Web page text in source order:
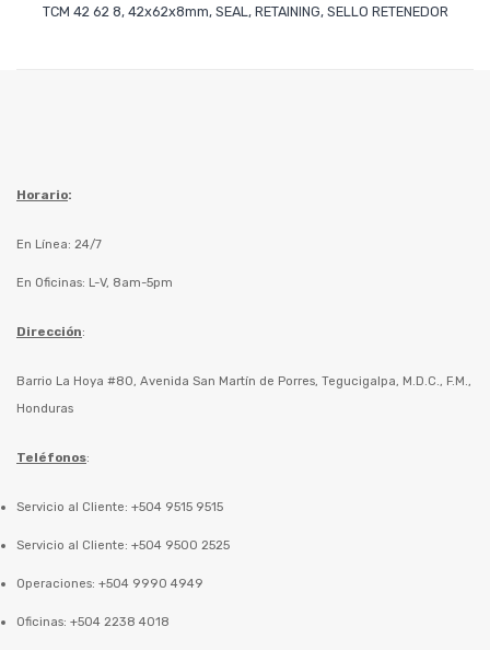
TCM 42 62 8, 42x62x8mm, SEAL, RETAINING, SELLO RETENEDOR
Horario:
En Línea: 24/7
En Oficinas: L-V, 8am-5pm
Dirección:
Barrio La Hoya #80, Avenida San Martín de Porres, Tegucigalpa, M.D.C., F.M.,
Honduras
Teléfonos:
Servicio al Cliente: +504 9515 9515
Servicio al Cliente: +504 9500 2525
Operaciones: +504 9990 4949
Oficinas: +504 2238 4018